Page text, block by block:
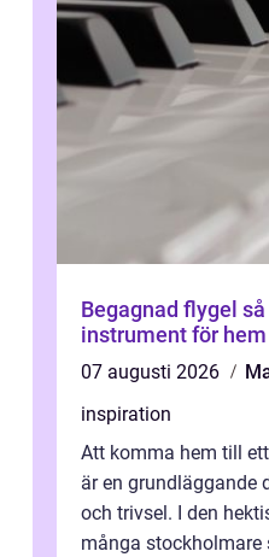
Begagnad flygel så väljer du rätt
instrument för
07 augusti 2026
inspiration
Att komma hem till
är en grundläggande
och trivsel. I den
många stockholmare